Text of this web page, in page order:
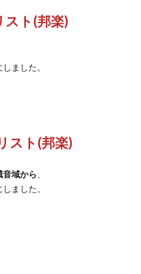
スト(邦楽)
ました。
スト(邦楽)
音域から
ました。